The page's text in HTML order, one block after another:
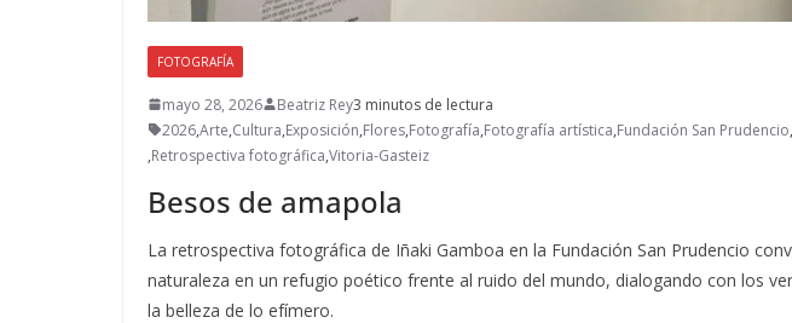
FOTOGRAFÍA
mayo 28, 2026 Beatriz Rey3 minutos de lectura
2026,Arte,Cultura,Exposición,Flores,Fotografía,Fotografía artística,Fundación San Prudencio,
,Retrospectiva fotográfica,Vitoria-Gasteiz
Besos de amapola
La retrospectiva fotográfica de Iñaki Gamboa en la Fundación San Prudencio
naturaleza en un refugio poético frente al ruido del mundo, dialogando con los
la belleza de lo efímero.